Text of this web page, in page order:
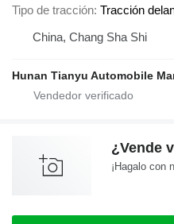
Tipo de tracción Tracción
China, Chang Sha Shi
Hunan Tianyu Automobile
¿Vende
¡Hagalo con